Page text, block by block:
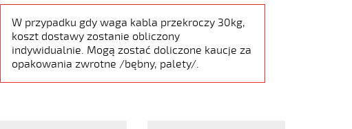
W przypadku gdy waga kabla przekroczy 30kg,
koszt dostawy zostanie obliczony
indywidualnie. Mogą zostać doliczone kaucje za
opakowania zwrotne /bębny, palety/.